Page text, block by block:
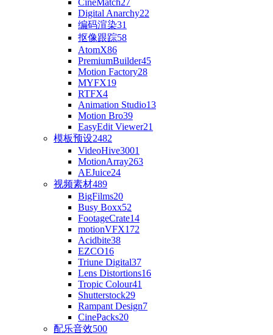
CineMatch27
Digital Anarchy22
编码渲染31
抠像跟踪58
AtomX86
PremiumBuilder45
Motion Factory28
MYFX19
RTFX4
Animation Studio13
Motion Bro39
EasyEdit Viewer21
模板预设2482
VideoHive3001
MotionArray263
AEJuice24
视频素材489
BigFilms20
Busy Boxx52
FootageCrate14
motionVFX172
Acidbite38
EZCO16
Triune Digital37
Lens Distortions16
Tropic Colour41
Shutterstock29
Rampant Design7
CinePacks20
配乐音效500